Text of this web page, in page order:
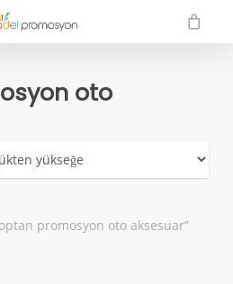
oto
promosyon oto aksesuar”